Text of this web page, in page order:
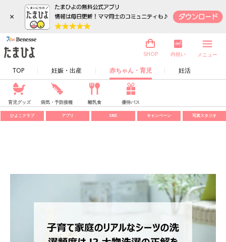
×
TOP 妊娠・出産 赤ちゃん・育児 妊活
SHOP 内祝い メニュー
育児グッズ 病気・予防接種 離乳食 優待パス
ひよこクラブ アプリ SNS キャンペーン 写真スタジオ